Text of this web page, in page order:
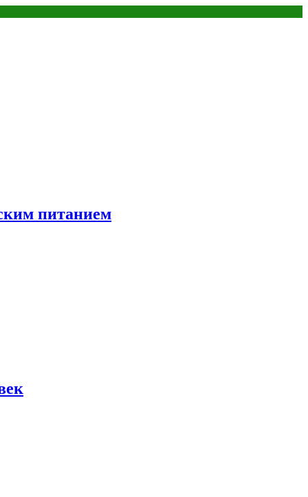
питанием